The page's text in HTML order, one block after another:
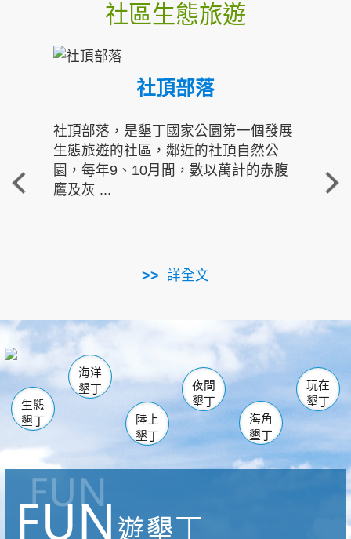
社區生態旅遊
社頂部落
社頂部落，是墾丁國家公園第一個發展
生態旅遊的社區，鄰近的社頂自然公
園，每年9、10月間，數以萬計的赤腹
鷹及灰 ...
詳全文
重
走進
南仁湖
海生館
恆春 佳樂水
龍鑾潭自然中心 森林遊樂區
瓊麻館
關山 墾管處遊客中心
社頂公園 風吹沙
船帆石
白砂 龍磐公園
香蕉灣
砂島
鵝鑾鼻
生態
墾丁
海洋
墾丁
陸上
墾丁
夜間
墾丁
海角
墾丁
玩在
墾丁